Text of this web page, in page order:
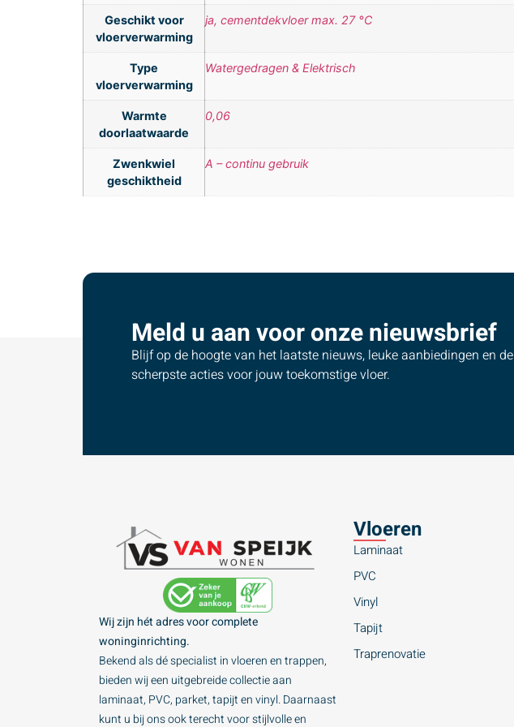
Geschikt voor
vloerverwarming
ja, cementdekvloer max. 27 °C
Type
vloerverwarming
Watergedragen & Elektrisch
Warmte
doorlaatwaarde
0,06
Zwenkwiel
geschiktheid
A – continu gebruik
Meld u aan voor onze nieuwsbrief
Blijf op de hoogte van het laatste nieuws, leuke aanbiedingen en de
scherpste acties voor jouw toekomstige vloer.
Wij zijn hét adres voor complete
woninginrichting.
Bekend als dé specialist in vloeren en trappen,
bieden wij een uitgebreide collectie aan
laminaat, PVC, parket, tapijt en vinyl. Daarnaast
kunt u bij ons ook terecht voor stijlvolle en
Vloeren
Laminaat
PVC
Vinyl
Tapijt
Traprenovatie